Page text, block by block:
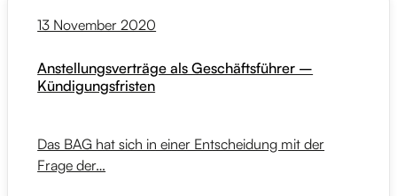
13 November 2020
Anstellungsverträge als Geschäftsführer –
Kündigungsfristen
Das BAG hat sich in einer Entscheidung mit der
Frage der…